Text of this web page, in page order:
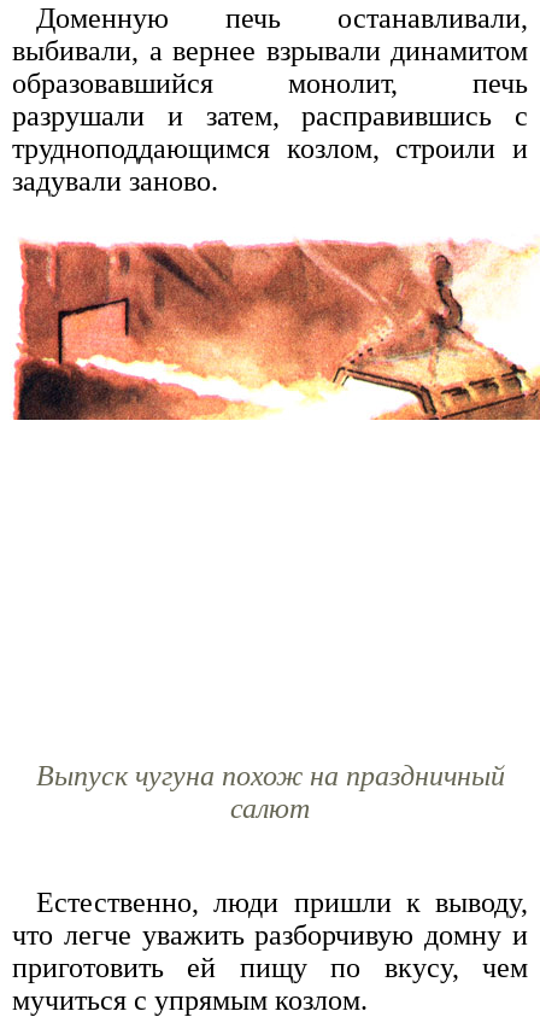
Доменную печь останавливали,
выбивали, а вернее взрывали динамитом
образовавшийся монолит, печь
разрушали и затем, расправившись с
трудноподдающимся козлом, строили и
задували заново.
Выпуск чугуна похож на праздничный
салют
Естественно, люди пришли к выводу,
что легче уважить разборчивую домну и
приготовить ей пищу по вкусу, чем
мучиться с упрямым козлом.